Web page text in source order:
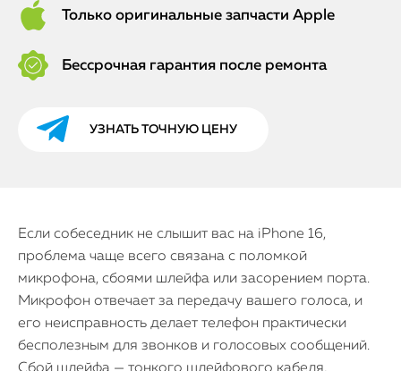
Только оригинальные запчасти Apple
Бессрочная гарантия после ремонта
УЗНАТЬ ТОЧНУЮ ЦЕНУ
Если собеседник не слышит вас на iPhone 16,
проблема чаще всего связана с поломкой
микрофона, сбоями шлейфа или засорением порта.
Микрофон отвечает за передачу вашего голоса, и
его неисправность делает телефон практически
бесполезным для звонков и голосовых сообщений.